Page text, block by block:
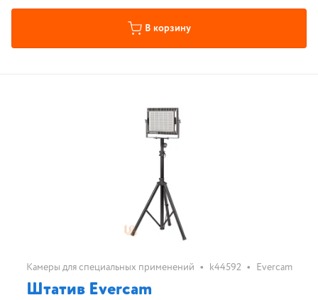
В корзину
Камеры для специальных применений • k44592 • Evercam
Штатив Evercam